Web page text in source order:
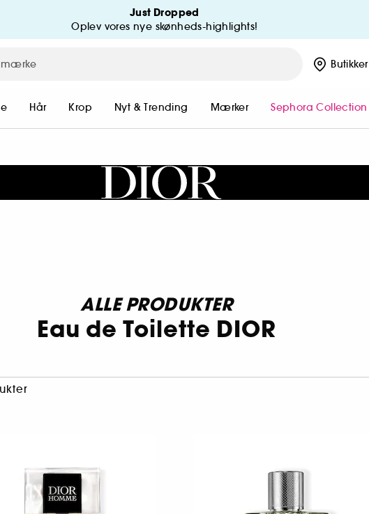
Just Dropped
Oplev vores nye skønheds-highlights!
Butikker
Hår Krop Nyt & Trending Mærker Sephora Collection
ALLE PRODUKTER
Eau de Toilette DIOR